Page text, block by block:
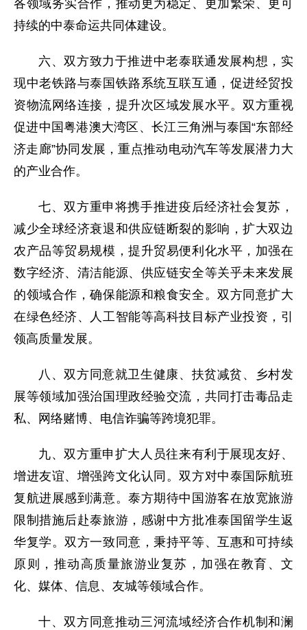
各领域务实合作，推动更为稳定、更加繁荣、更可
持续的中泰命运共同体建设。
六、双方致力于推进中老泰联通发展构想，实
现中老铁路与泰国铁路系统互联互通，促进经贸投
资物流网络连接，提升次区域发展水平。双方重视
促进中国粤港澳大湾区、长江三角洲与泰国“东部经
济走廊”协同发展，重点推动电动汽车等发展潜力大
的产业合作。
七、双方重申将携手推进疫后经济社会复苏，
减少全球经济衰退和供应链断裂的影响，扩大双边
农产品等贸易规模，提升贸易便利化水平，加强在
数字经济、清洁能源、供应链安全等关乎未来发展
的领域合作，确保能源和粮食安全。双方同意扩大
在绿色经济、人工智能等高科技目标产业投资，引
领高质量发展。
八、双方同意就卫生健康、扶贫减贫、乡村发
展等领域加强治国理政经验交流，共同打击毒品走
私、网络赌博、电信诈骗等跨境犯罪。
九、双方重申扩大人员往来有利于展现友好、
增进友谊、增强跨文化认同。双方对中泰国际航班
复航进展感到满意。泰方期待中国游客在放宽旅游
限制措施后赴泰旅游，感谢中方批准泰国留学生返
华复学。双方一致同意，秉持平等、互惠和可持续
原则，推动高质量旅游业复苏，加强在教育、文
化、媒体、信息、友城等领域合作。
十、双方同意推动三河流域经济合作机制和澜